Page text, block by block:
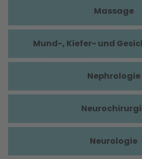
Massage
Mund-, Kiefer- und
Nephrologie
Neurologie